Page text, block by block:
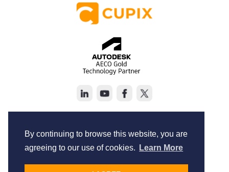
By continuing to browse this website, you are
agreeing to our use of cookies.
Learn More
Terms of Service
Privacy Policy